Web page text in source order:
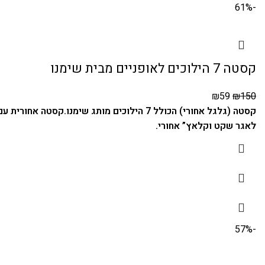
-61%
קסטה 7 הילוכים לאופניים מבית שימנו
₪150
₪59
קסטה (גלגל אחורי) הכולל 7 הילוכים מותג שימנו.
קסטה אחורית עם 6 גלגלי זהב וגלגל אחד שחור מהסדרה המחוזקת והאיכותית
לאגר שקט וקלאץ” אחורי.
-57%